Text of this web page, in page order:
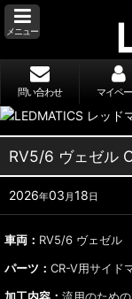
メニュー
問い合わせ マイペ
RV5/6 ヴェゼル
2026年03 月18日
車両： RV5/6 ヴェゼル
パーツ： CR-V用サイド